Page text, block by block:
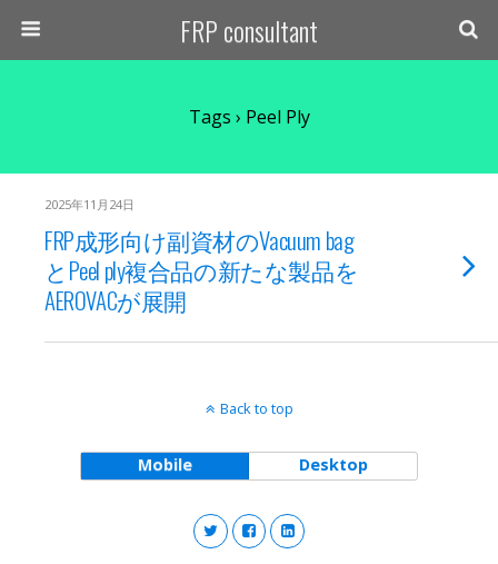
FRP consultant
Tags › Peel Ply
2025年11月24日
FRP成形向け副資材のVacuum bag
とPeel ply複合品の新たな製品を
AEROVACが展開
Back to top
Mobile Desktop